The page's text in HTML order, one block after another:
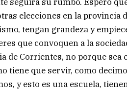
elecciones en la provincia
tengan grandeza y
que convoquen a la
de Corrientes, no porque sea
tiene que servir, como
y esto es una escuela,